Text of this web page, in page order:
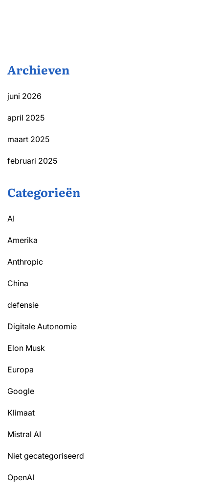
Archieven
juni 2026
april 2025
maart 2025
februari 2025
Categorieën
AI
Amerika
Anthropic
China
defensie
Digitale Autonomie
Elon Musk
Europa
Google
Klimaat
Mistral AI
Niet gecategoriseerd
OpenAI